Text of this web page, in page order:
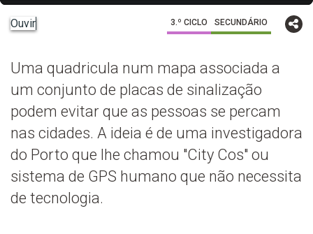
Ouvir 3.º CICLO SECUNDÁRIO
Uma quadricula num mapa associada a
um conjunto de placas de sinalização
podem evitar que as pessoas se percam
nas cidades. A ideia é de uma investigadora
do Porto que lhe chamou "City Cos" ou
sistema de GPS humano que não necessita
de tecnologia.